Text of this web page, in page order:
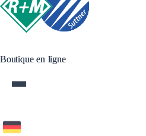
Boutique en ligne
Boutique en ligne